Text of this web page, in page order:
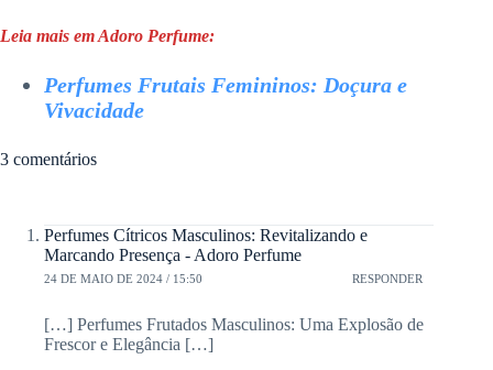
Leia mais em Adoro Perfume:
Perfumes Frutais Femininos: Doçura e
Vivacidade
3 comentários
Perfumes Cítricos Masculinos: Revitalizando e
Marcando Presença - Adoro Perfume
24 DE MAIO DE 2024 / 15:50 RESPONDER
[…] Perfumes Frutados Masculinos: Uma Explosão de
Frescor e Elegância […]